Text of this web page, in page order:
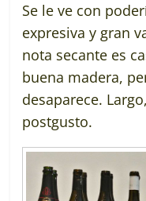
Se le ve con
expresiva y gran
nota secante es
buena madera,
desaparece.
postgusto.